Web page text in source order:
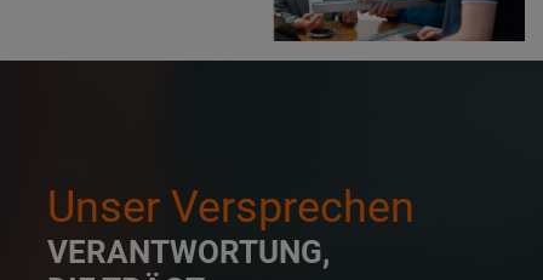
Unser Versprechen
VERANTWORTUNG,